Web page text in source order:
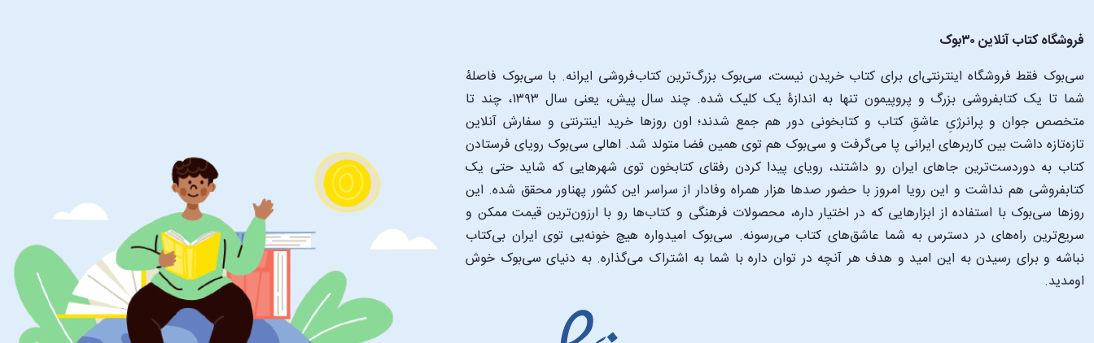
فروشگاه کتاب آنلاین ۳۰بوک
سی‌بوک فقط فروشگاه اینترنتی‌ای برای کتاب خریدن نیست، سی‌بوک بزرگ‌ترین کتاب‌فروشی ایرانه. با سی‌بوک فاصلۀ
شما تا یک کتابفروشی بزرگ و پروپیمون تنها به اندازۀ یک کلیک شده. چند سال پیش، یعنی سال ۱۳۹۳، چند تا
متخصص جوان و پرانرژیِ عاشقِ کتاب و کتابخونی دور هم جمع شدند؛ اون‌ روزها خرید اینترنتی و سفارش آنلاین
تازه‌تازه داشت بین کاربرهای ایرانی پا می‌گرفت و سی‌بوک هم توی همین فضا متولد شد. اهالی سی‌بوک رویای فرستادن
کتاب به دوردست‌ترین جاهای ایران رو داشتند، رویای پیدا کردن رفقای کتابخون توی شهرهایی که شاید حتی یک
کتابفروشی هم نداشت و این رویا امروز با حضور صدها هزار همراه وفادار از سراسر این کشور پهناور محقق شده. این
‌روزها سی‌بوک با استفاده از ابزارهایی که در اختیار داره، محصولات فرهنگی و کتاب‌ها رو با ارزون‌ترین قیمت ممکن و
سریع‌ترین راه‌های در دسترس به شما عاشق‌های کتاب می‌رسونه. سی‌بوک امیدواره هیچ خونه‌یی توی ایران بی‌کتاب
نباشه و برای رسیدن به این امید و هدف هر آنچه در توان داره با شما به اشتراک می‌گذاره. به دنیای سی‌بوک خوش
اومدید.